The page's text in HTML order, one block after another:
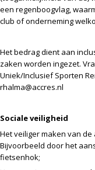
een regenboogvlag,
club of onderneming
Het bedrag dient aan
zaken worden ingezet.
Uniek/Inclusief Sporten
rhalma@accres.nl
Sociale veiligheid
Het veiliger maken van
Bijvoorbeeld door het
fietsenhok;